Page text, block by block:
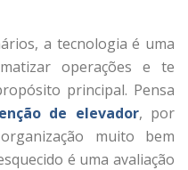
a tecnologia é uma
operações e te
principal. Pensa
de elevador, por
muito bem
é uma avaliação